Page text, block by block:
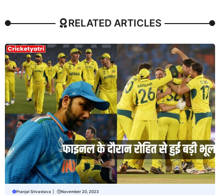
RELATED ARTICLES
Pranjal Srivastava November 20, 2023